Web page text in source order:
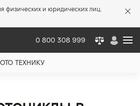
физических и юридических лиц.
0 800 308 999
ТЕХНИКУ